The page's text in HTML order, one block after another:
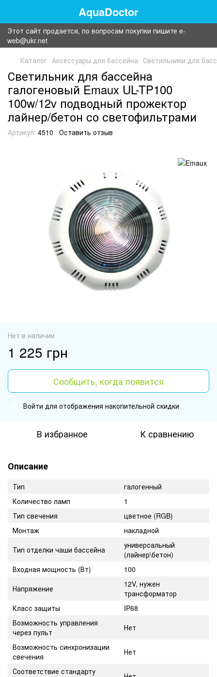
AquaDoctor
Этот сайт продается, по вопросам покупки пишите e-
web@ukr.net
Каталог Аксессуары для бассейна Светильники для
Светильник для бассейна
галогеновый Emaux UL-TP100
100w/12v подводный прожектор
лайнер/бетон со светофильтрами
Артикул: 4510 Оставить отзыв
Нет в наличии
1 225 грн
Сообщить, когда появится
Войти для отображения накопительной скидки
В избранное К сравнению
Описание
Тип
галогенный
Количество ламп
1
Тип свечения
цветное (RGB)
Монтаж
накладной
Тип отделки чаши бассейна
универсальный
(лайнер\бетон)
Входная мощность (Вт)
100
Напряжение
12V, нужен
трансформатор
Класс защиты
IP68
Возможность управления
через пульт
Нет
Возможность синхронизации
свечения
Нет
Соответствие стандарту